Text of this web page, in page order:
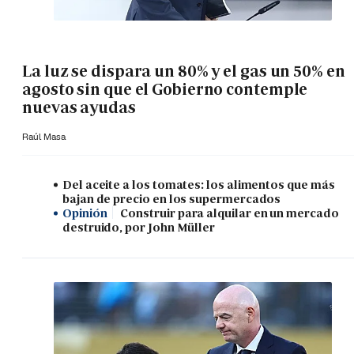
La luz se dispara un 80% y el gas un 50% en
agosto sin que el Gobierno contemple
nuevas ayudas
Raúl Masa
Del aceite a los tomates: los alimentos que más
bajan de precio en los supermercados
Opinión
Construir para alquilar en un mercado
destruido, por John Müller